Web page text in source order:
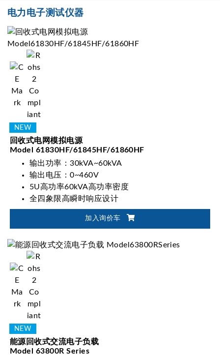
支持CAN、CAN FD、LIN、RS-485通讯接口
电力电子测试仪器
回收式电网模拟电源
Model 61830HF/61845HF/61860HF
输出功率：30kVA~60kVA
输出电压：0~460V
5U高功率60kVA高功率密度
全四象限高瞬时响应设计
加入询价车
能源回收式交流电子负载
Model 63800R Series